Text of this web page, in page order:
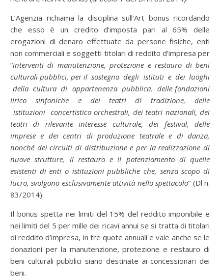
L’Agenzia richiama la disciplina sull’Art bonus ricordando
che esso è un credito d'imposta pari al 65% delle
erogazioni di denaro effettuate da persone fisiche, enti
non commerciali e soggetti titolari di reddito d'impresa per
“interventi di manutenzione, protezione e restauro di beni
culturali pubblici, per il sostegno degli istituti e dei luoghi
della cultura di appartenenza pubblica, delle fondazioni
lirico sinfoniche e dei teatri di tradizione, delle
istituzioni concertistico orchestrali, dei teatri nazionali, dei
teatri di rilevante interesse culturale, dei festival, delle
imprese e dei centri di produzione teatrale e di danza,
nonché dei circuiti di distribuzione e per la realizzazione di
nuove strutture, il restauro e il potenziamento di quelle
esistenti di enti o istituzioni pubbliche che, senza scopo di
lucro, svolgono esclusivamente attività nello spettacolo” (Dl n.
83/2014).
Il bonus spetta nei limiti del 15% del reddito imponibile e
nei limiti del 5 per mille dei ricavi annui se si tratta di titolari
di reddito d’impresa, in tre quote annuali e vale anche se le
donazioni per la manutenzione, protezione e restauro di
beni culturali pubblici siano destinate ai concessionari dei
beni.